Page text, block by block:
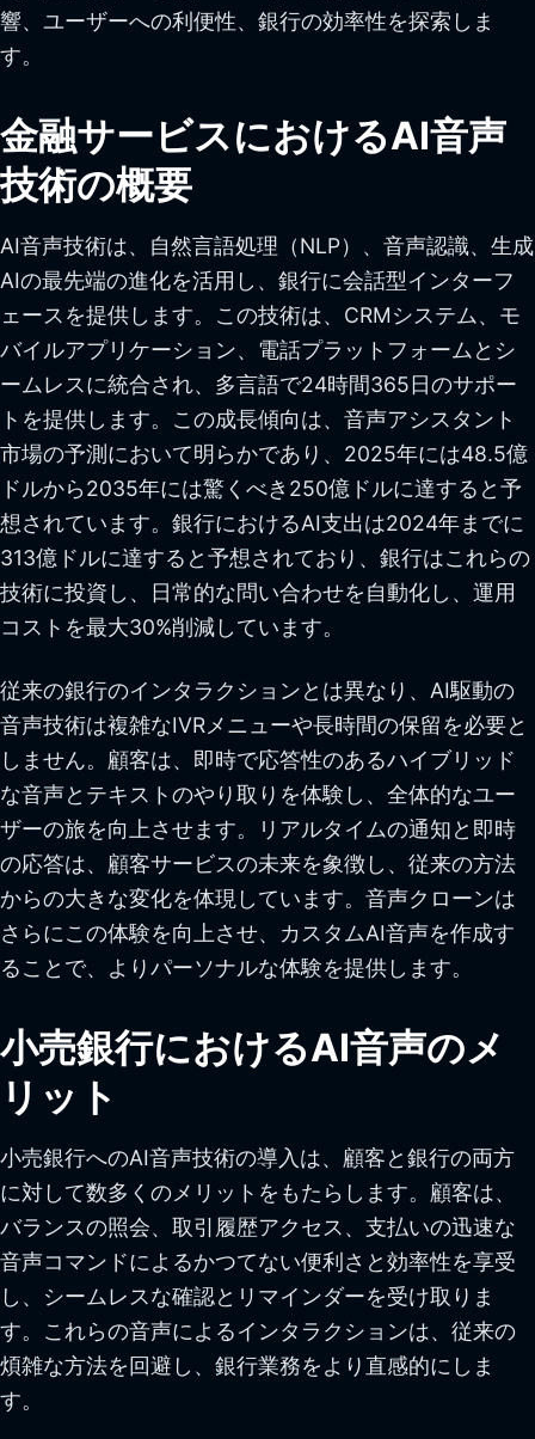
響、ユーザーへの利便性、銀行の効率性を探索しま
す。
金融サービスにおけるAI音声
技術の概要
AI音声技術は、自然言語処理（NLP）、音声認識、生成
AIの最先端の進化を活用し、銀行に会話型インターフ
ェースを提供します。この技術は、CRMシステム、モ
バイルアプリケーション、電話プラットフォームとシ
ームレスに統合され、多言語で24時間365日のサポー
トを提供します。この成長傾向は、音声アシスタント
市場の予測において明らかであり、2025年には48.5億
ドルから2035年には驚くべき250億ドルに達すると予
想されています。銀行におけるAI支出は2024年までに
313億ドルに達すると予想されており、銀行はこれらの
技術に投資し、日常的な問い合わせを自動化し、運用
コストを最大30%削減しています。
従来の銀行のインタラクションとは異なり、AI駆動の
音声技術は複雑なIVRメニューや長時間の保留を必要と
しません。顧客は、即時で応答性のあるハイブリッド
な音声とテキストのやり取りを体験し、全体的なユー
ザーの旅を向上させます。リアルタイムの通知と即時
の応答は、顧客サービスの未来を象徴し、従来の方法
からの大きな変化を体現しています。音声クローンは
さらにこの体験を向上させ、カスタムAI音声を作成す
ることで、よりパーソナルな体験を提供します。
小売銀行におけるAI音声のメ
リット
小売銀行へのAI音声技術の導入は、顧客と銀行の両方
に対して数多くのメリットをもたらします。顧客は、
バランスの照会、取引履歴アクセス、支払いの迅速な
音声コマンドによるかつてない便利さと効率性を享受
し、シームレスな確認とリマインダーを受け取りま
す。これらの音声によるインタラクションは、従来の
煩雑な方法を回避し、銀行業務をより直感的にしま
す。